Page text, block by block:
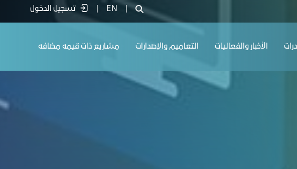
EN تسجيل الدخول
الأخبار والفعاليات التعاميم والإصدارات مشاريع ذات قيمه مضافه